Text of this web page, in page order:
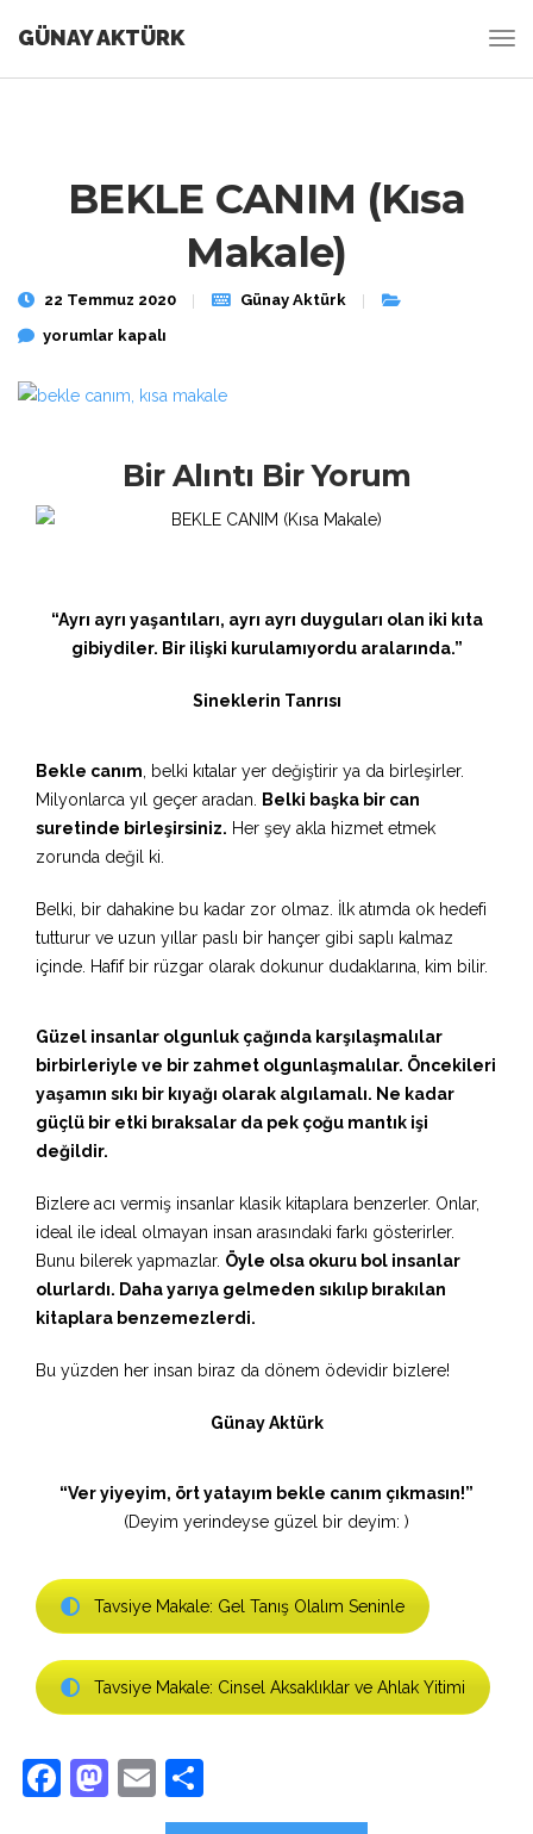
GÜNAY AKTÜRK
BEKLE CANIM (Kısa
Makale)
22 Temmuz 2020
Günay Aktürk
BEKLE CANIM (Kısa Makale) için
yorumlar kapalı
Bir Alıntı Bir Yorum
“Ayrı ayrı yaşantıları, ayrı ayrı duyguları olan iki kıta
gibiydiler. Bir ilişki kurulamıyordu aralarında.”
Sineklerin Tanrısı
Bekle canım , belki kıtalar yer değiştirir ya da birleşirler.
Milyonlarca yıl geçer aradan.
Belki başka bir can
suretinde birleşirsiniz. Her şey akla hizmet etmek
zorunda değil ki.
Belki, bir dahakine bu kadar zor olmaz. İlk atımda ok hedefi
tutturur ve uzun yıllar paslı bir hançer gibi saplı kalmaz
içinde. Hafif bir rüzgar olarak dokunur dudaklarına, kim bilir.
Güzel insanlar olgunluk çağında karşılaşmalılar
birbirleriyle ve bir zahmet olgunlaşmalılar. Öncekileri
yaşamın sıkı bir kıyağı olarak algılamalı. Ne kadar
güçlü bir etki bıraksalar da pek çoğu mantık işi
değildir.
Bizlere acı vermiş insanlar klasik kitaplara benzerler. Onlar,
ideal ile ideal olmayan insan arasındaki farkı gösterirler.
Bunu bilerek yapmazlar. Öyle olsa okuru bol insanlar
olurlardı. Daha yarıya gelmeden sıkılıp bırakılan
kitaplara benzemezlerdi.
Bu yüzden her insan biraz da dönem ödevidir bizlere!
Günay Aktürk
“Ver yiyeyim, ört yatayım bekle canım çıkmasın!”
(Deyim yerindeyse güzel bir deyim: )
Tavsiye Makale: Gel Tanış Olalım Seninle
Tavsiye Makale: Cinsel Aksaklıklar ve Ahlak Yitimi
Facebook
Mastodon
Email